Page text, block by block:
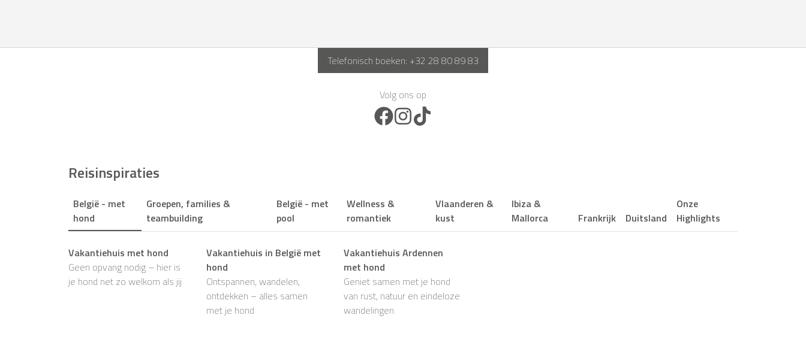
Telefonisch boeken: +32 28 80 89 83
Volg ons op
Facebook Icon
Instagram Icon
Reisinspiraties
België - met
hond
Groepen, families &
teambuilding
België - met
pool
Wellness &
romantiek
Vlaanderen &
kust
Ibiza &
Mallorca
Frankrijk Duitsland
Onze
Highlights
Vakantiehuis met hond
Geen opvang nodig – hier is
je hond net zo welkom als jij
Vakantiehuis in België met
hond
Ontspannen, wandelen,
ontdekken – alles samen
met je hond
Vakantiehuis Ardennen
met hond
Geniet samen met je hond
van rust, natuur en eindeloze
wandelingen